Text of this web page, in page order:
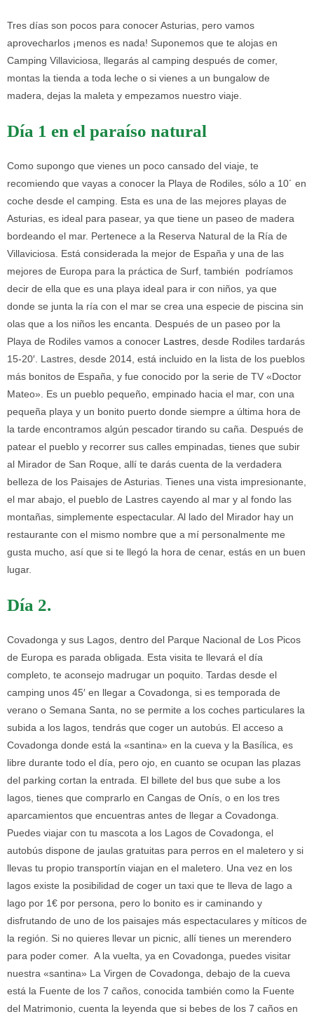
Tres días son pocos para conocer Asturias, pero vamos
aprovecharlos ¡menos es nada! Suponemos que te alojas en
Camping Villaviciosa, llegarás al camping después de comer,
montas la tienda a toda leche o si vienes a un bungalow de
madera, dejas la maleta y empezamos nuestro viaje.
Día 1 en el paraíso natural
Como supongo que vienes un poco cansado del viaje, te
recomiendo que vayas a conocer la Playa de Rodiles, sólo a 10´ en
coche desde el camping. Esta es una de las mejores playas de
Asturias, es ideal para pasear, ya que tiene un paseo de madera
bordeando el mar. Pertenece a la Reserva Natural de la Ría de
Villaviciosa. Está considerada la mejor de España y una de las
mejores de Europa para la práctica de Surf, también podríamos
decir de ella que es una playa ideal para ir con niños, ya que
donde se junta la ría con el mar se crea una especie de piscina sin
olas que a los niños les encanta. Después de un paseo por la
Playa de Rodiles vamos a conocer Lastres, desde Rodiles tardarás
15-20′. Lastres, desde 2014, está incluido en la lista de los pueblos
más bonitos de España, y fue conocido por la serie de TV «Doctor
Mateo». Es un pueblo pequeño, empinado hacia el mar, con una
pequeña playa y un bonito puerto donde siempre a última hora de
la tarde encontramos algún pescador tirando su caña. Después de
patear el pueblo y recorrer sus calles empinadas, tienes que subir
al Mirador de San Roque, allí te darás cuenta de la verdadera
belleza de los Paisajes de Asturias. Tienes una vista impresionante,
el mar abajo, el pueblo de Lastres cayendo al mar y al fondo las
montañas, simplemente espectacular. Al lado del Mirador hay un
restaurante con el mismo nombre que a mí personalmente me
gusta mucho, así que si te llegó la hora de cenar, estás en un buen
lugar.
Día 2.
Covadonga y sus Lagos, dentro del Parque Nacional de Los Picos
de Europa es parada obligada. Esta visita te llevará el día
completo, te aconsejo madrugar un poquito. Tardas desde el
camping unos 45′ en llegar a Covadonga, si es temporada de
verano o Semana Santa, no se permite a los coches particulares la
subida a los lagos, tendrás que coger un autobús. El acceso a
Covadonga donde está la «santina» en la cueva y la Basílica, es
libre durante todo el día, pero ojo, en cuanto se ocupan las plazas
del parking cortan la entrada. El billete del bus que sube a los
lagos, tienes que comprarlo en Cangas de Onís, o en los tres
aparcamientos que encuentras antes de llegar a Covadonga.
Puedes viajar con tu mascota a los Lagos de Covadonga, el
autobús dispone de jaulas gratuitas para perros en el maletero y si
llevas tu propio transportín viajan en el maletero. Una vez en los
lagos existe la posibilidad de coger un taxi que te lleva de lago a
lago por 1€ por persona, pero lo bonito es ir caminando y
disfrutando de uno de los paisajes más espectaculares y míticos de
la región. Si no quieres llevar un picnic, allí tienes un merendero
para poder comer. A la vuelta, ya en Covadonga, puedes visitar
nuestra «santina» La Virgen de Covadonga, debajo de la cueva
está la Fuente de los 7 caños, conocida también como la Fuente
del Matrimonio, cuenta la leyenda que si bebes de los 7 caños en